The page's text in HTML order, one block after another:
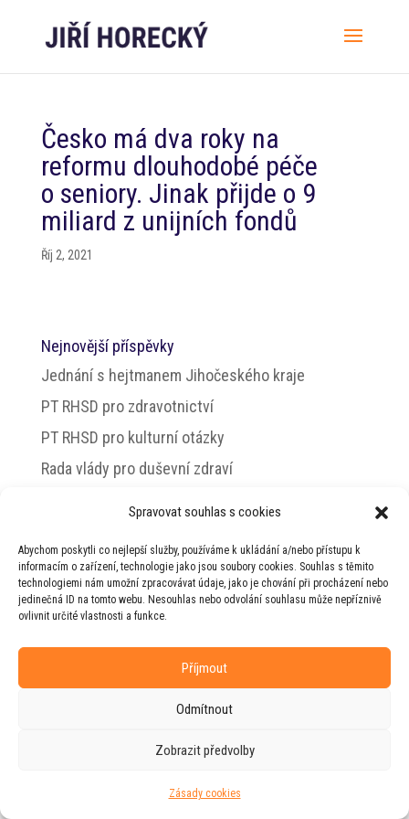
Spravovat souhlas s cookies
Abychom poskytli co nejlepší služby, používáme k ukládání a/nebo přístupu k
informacím o zařízení, technologie jako jsou soubory cookies. Souhlas s těmito
technologiemi nám umožní zpracovávat údaje, jako je chování při procházení nebo
jedinečná ID na tomto webu. Nesouhlas nebo odvolání souhlasu může nepříznivě
ovlivnit určité vlastnosti a funkce.
Příjmout
Odmítnout
Zobrazit předvolby
Zásady cookies
Česko má dva roky na
reformu dlouhodobé péče
o seniory. Jinak přijde o 9
miliard z unijních fondů
Říj 2, 2021
Nejnovější příspěvky
Jednání s hejtmanem Jihočeského kraje
PT RHSD pro zdravotnictví
PT RHSD pro kulturní otázky
Rada vlády pro duševní zdraví
© 2026 Jiří Horecký – Osobní stránky Jiřího
Horeckého
Web vytvořila firma